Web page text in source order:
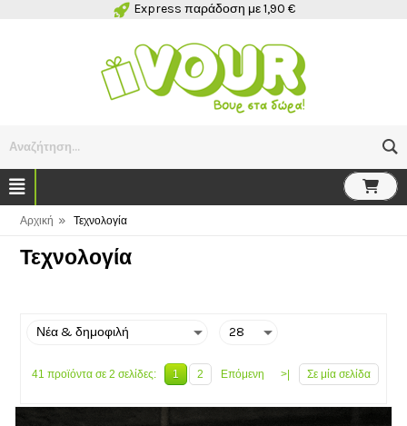
Express παράδοση με 1,90 €
Αναζήτηση...
Αρχική » Τεχνολογία
Τεχνολογία
41 προϊόντα σε 2 σελίδες: 1 2 Επόμενη >| Σε μία σελίδα